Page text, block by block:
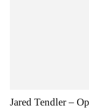
Jared Tendler –